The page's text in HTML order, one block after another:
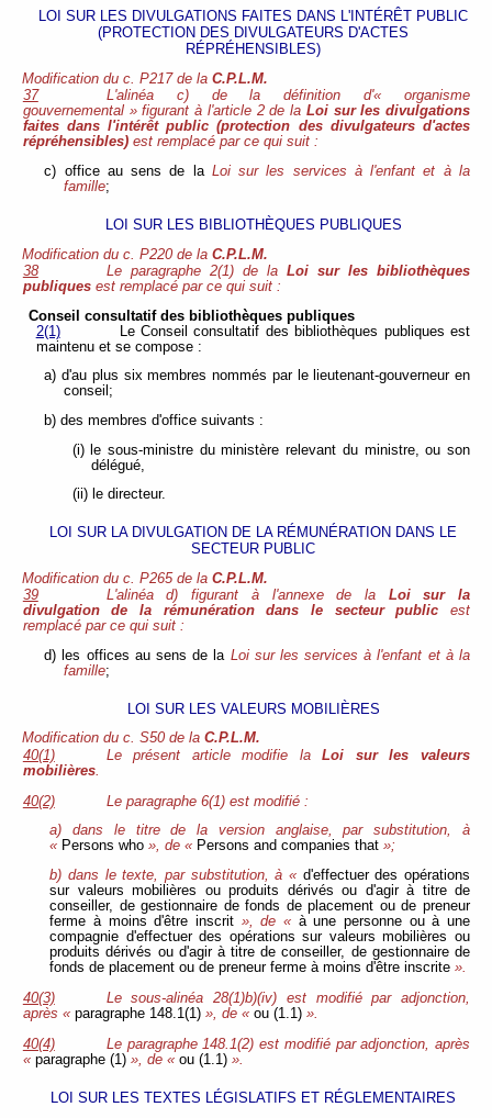
LOI SUR LES DIVULGATIONS FAITES DANS L'INTÉRÊT PUBLIC
(PROTECTION DES DIVULGATEURS D'ACTES
RÉPRÉHENSIBLES)
Modification du c. P217 de la C.P.L.M.
37
L'alinéa c) de la définition d'« organisme
gouvernemental » figurant à l'article 2 de la Loi sur les divulgations
faites dans l'intérêt public (protection des divulgateurs d'actes
répréhensibles)est remplacé par ce qui suit :
c) office au sens de la Loi sur les services à l'enfant et à la
famille;
LOI SUR LES BIBLIOTHÈQUES PUBLIQUES
Modification du c. P220 de la C.P.L.M.
38
Le paragraphe 2(1) de la Loi sur les bibliothèques
publiquesest remplacé par ce qui suit :
Conseil consultatif des bibliothèques publiques
2(1)
Le Conseil consultatif des bibliothèques publiques est
maintenu et se compose :
a) d'au plus six membres nommés par le lieutenant-gouverneur en
conseil;
b) des membres d'office suivants :
(i) le sous-ministre du ministère relevant du ministre, ou son
délégué,
(ii) le directeur.
LOI SUR LA DIVULGATION DE LA RÉMUNÉRATION DANS LE
SECTEUR PUBLIC
Modification du c. P265 de la C.P.L.M.
39
L'alinéa d) figurant à l'annexe de la Loi sur la
divulgation de la rémunération dans le secteur public est
remplacé par ce qui suit :
d) les offices au sens de la Loi sur les services à l'enfant et à la
famille;
LOI SUR LES VALEURS MOBILIÈRES
Modification du c. S50 de la C.P.L.M.
40(1)
Le présent article modifie laLoi sur les valeurs
mobilières.
40(2)
Le paragraphe 6(1) est modifié :
a) dans le titre de la version anglaise, par substitution, à
« Persons who», de « Persons and companies that »;
b) dans le texte, par substitution, à « d'effectuer des opérations
sur valeurs mobilières ou produits dérivés ou d'agir à titre de
conseiller, de gestionnaire de fonds de placement ou de preneur
ferme à moins d'être inscrit », de « à une personne ou à une
compagnie d'effectuer des opérations sur valeurs mobilières ou
produits dérivés ou d'agir à titre de conseiller, de gestionnaire de
fonds de placement ou de preneur ferme à moins d'être inscrite».
40(3)
Le sous-alinéa 28(1)b)(iv) est modifié par adjonction,
après «paragraphe 148.1(1) », de «ou (1.1) ».
40(4)
Le paragraphe 148.1(2) est modifié par adjonction, après
«paragraphe (1) », de «ou (1.1) ».
LOI SUR LES TEXTES LÉGISLATIFS ET RÉGLEMENTAIRES